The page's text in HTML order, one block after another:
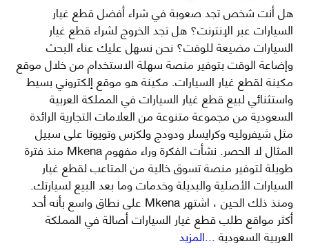
هل أنت شخص تجد صعوبة في شراء أفضل قطع غيار
السيارات عبر الإنترنت؟ هل تجد الخروج لشراء قطع غيار
السيارات مضيعة للوقت؟ نحن نسهل عليك عناء البحث
وإضاعة الوقت بتوفير منصة سهلة الاستخدام من خلال موقع
مكينة لقطع غيار السيارات. مكينة هو موقع إلكتروني بسيط
واستثنائي لبيع قطع غيار السيارات في المملكة العربية
السعودية من مجموعة متنوعة من العلامات التجارية الرائدة
مثل شيفروليه وكرايسلر ودودج ولكزس وتويوتا على سبيل
المثال لا الحصر. نشأت الفكرة وراء مفهوم Mkena منذ فترة
طويلة لتوفير منصة تسوق خالية من المتاعب لقطع غيار
السيارات الأصلية والبديلة وخدمات وما بعد البيع لسيارتك.
ومنذ ذلك الحين ، اشتهر Mkena على نطاق واسع بأنه أحد
أكثر مواقع طلب قطع غيار السيارات أصالة في المملكة
العربية السعودية...المزيد